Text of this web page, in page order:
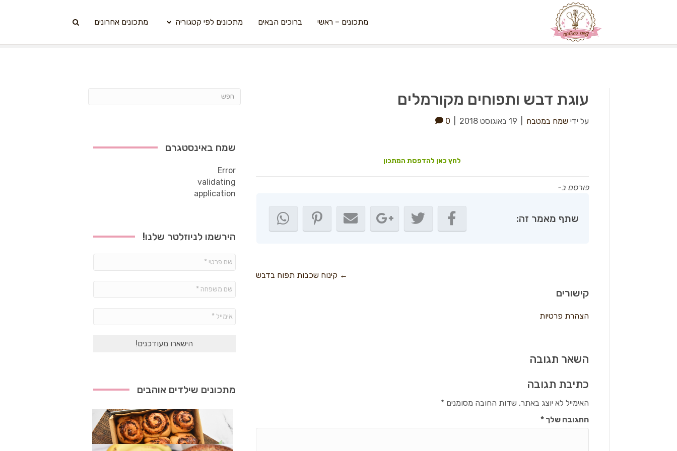
מתכונים – ראשי ברוכים הבאים מתכונים לפי קטגוריה מתכונים אחרונים
עוגת דבש ותפוחים מקורמלים
על ידי שמח במטבח 19 באוגוסט 2018 0
לחץ כאן להדפסת המתכון
פורסם ב-
שתף מאמר זה:
← קינוח שכבות תפוח בדבש
קישורים
הצהרת פרטיות
השאר תגובה
כתיבת תגובה
האימייל לא יוצג באתר. שדות החובה מסומנים*
התגובה שלך*
שמח באינסטגרם
Error
validating
application
הירשמו לניוזלטר שלנו!
פרטי
משפחה
*
מתכונים שילדים אוהבים